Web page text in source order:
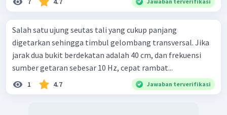
Salah satu ujung seutas tali yang cukup panjang
digetarkan sehingga timbul gelombang transversal. Jika
jarak dua bukit berdekatan adalah 40 cm, dan frekuensi
sumber getaran sebesar 10 Hz, cepat rambat...
1 4.7 Jawaban terverifikasi